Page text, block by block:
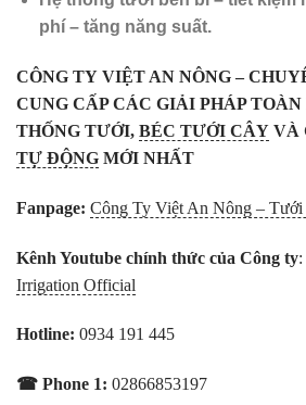
phí – tăng năng suất.
CÔNG TY VIỆT AN NÔNG –
CUNG CẤP CÁC GIẢI PHÁP
THỐNG TƯỚI, BÉC TƯỚI CÂY VÀ
TỰ ĐỘNG MỚI NHẤT
Fanpage: Công Ty Việt An Nông – Tưới
Kênh Youtube chính thức của Công ty:
Irrigation Official
Hotline: 0934 191 445
☎ Phone 1: 02866853197